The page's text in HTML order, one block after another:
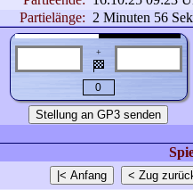
Partielänge: 2 Minuten 56
+
🏁